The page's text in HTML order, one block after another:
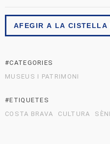
AFEGIR A LA CISTELLA
#CATEGORIES
MUSEUS I PATRIMONI
#ETIQUETES
COSTA BRAVA
CULTURA